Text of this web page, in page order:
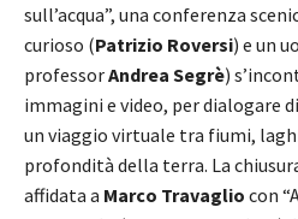
sull’acqua”, una conferenza
curioso (Patrizio Roversi) e un
professorAndrea Segrè)
immagini e video, per dialogare
un viaggio virtuale tra fiumi,
profondità della terra. La
affidata a Marco Travaglio con